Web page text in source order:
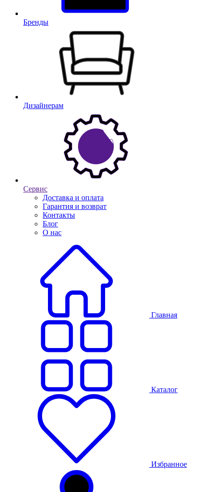
Бренды
Дизайнерам
Сервис
Доставка и оплата
Гарантия и возврат
Контакты
Блог
О нас
Главная
Каталог
Избранное